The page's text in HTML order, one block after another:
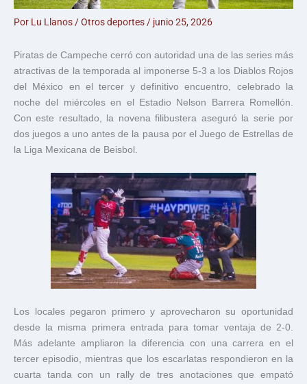
Por Lu Llanos /Otros deportes / junio 25, 2026
Piratas de Campeche cerró con autoridad una de las series más
atractivas de la temporada al imponerse 5-3 a los Diablos Rojos
del México en el tercer y definitivo encuentro, celebrado la
noche del miércoles en el Estadio Nelson Barrera Romellón.
Con este resultado, la novena filibustera aseguró la serie por
dos juegos a uno antes de la pausa por el Juego de Estrellas de
la Liga Mexicana de Beisbol.
Los locales pegaron primero y aprovecharon su oportunidad
desde la misma primera entrada para tomar ventaja de 2-0.
Más adelante ampliaron la diferencia con una carrera en el
tercer episodio, mientras que los escarlatas respondieron en la
cuarta tanda con un rally de tres anotaciones que empató